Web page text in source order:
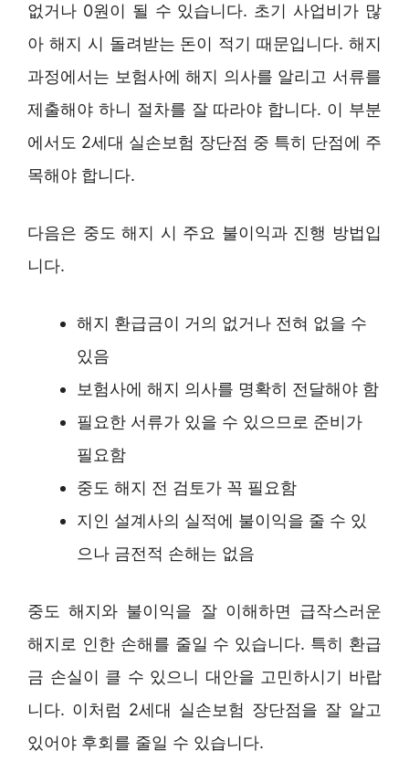
없거나 0원이 될 수 있습니다. 초기 사업비가 많
아 해지 시 돌려받는 돈이 적기 때문입니다. 해지
과정에서는 보험사에 해지 의사를 알리고 서류를
제출해야 하니 절차를 잘 따라야 합니다. 이 부분
에서도 2세대 실손보험 장단점 중 특히 단점에 주
목해야 합니다.
다음은 중도 해지 시 주요 불이익과 진행 방법입
니다.
해지 환급금이 거의 없거나 전혀 없을 수
있음
보험사에 해지 의사를 명확히 전달해야 함
필요한 서류가 있을 수 있으므로 준비가
필요함
중도 해지 전 검토가 꼭 필요함
지인 설계사의 실적에 불이익을 줄 수 있
으나 금전적 손해는 없음
중도 해지와 불이익을 잘 이해하면 급작스러운
해지로 인한 손해를 줄일 수 있습니다. 특히 환급
금 손실이 클 수 있으니 대안을 고민하시기 바랍
니다. 이처럼 2세대 실손보험 장단점을 잘 알고
있어야 후회를 줄일 수 있습니다.